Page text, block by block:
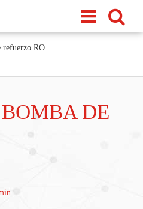
refuerzo RO
DE